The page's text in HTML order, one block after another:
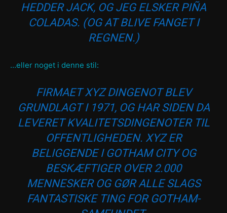
HEDDER JACK, OG JEG ELSKER PIÑA
COLADAS. (OG AT BLIVE FANGET I
REGNEN.)
…eller noget i denne stil:
FIRMAET XYZ DINGENOT BLEV
GRUNDLAGT I 1971, OG HAR SIDEN DA
LEVERET KVALITETSDINGENOTER TIL
OFFENTLIGHEDEN. XYZ ER
BELIGGENDE I GOTHAM CITY OG
BESKÆFTIGER OVER 2.000
MENNESKER OG GØR ALLE SLAGS
FANTASTISKE TING FOR GOTHAM-